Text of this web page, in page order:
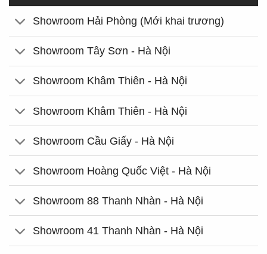
Showroom Hải Phòng (Mới khai trương)
Showroom Tây Sơn - Hà Nội
Showroom Khâm Thiên - Hà Nội
Showroom Khâm Thiên - Hà Nội
Showroom Cầu Giấy - Hà Nội
Showroom Hoàng Quốc Việt - Hà Nội
Showroom 88 Thanh Nhàn - Hà Nội
Showroom 41 Thanh Nhàn - Hà Nội